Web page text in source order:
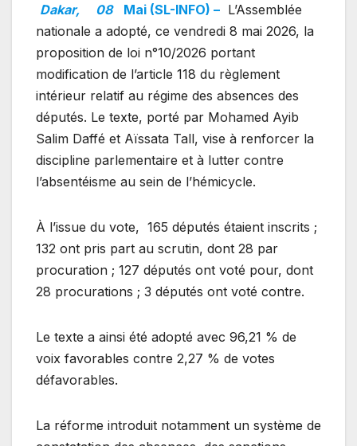
Dakar, 08 Mai (SL-INFO) – L’Assemblée
nationale a adopté, ce vendredi 8 mai 2026, la
proposition de loi n°10/2026 portant
modification de l’article 118 du règlement
intérieur relatif au régime des absences des
députés. Le texte, porté par Mohamed Ayib
Salim Daffé et Aïssata Tall, vise à renforcer la
discipline parlementaire et à lutter contre
l’absentéisme au sein de l’hémicycle.
À l’issue du vote, 165 députés étaient inscrits ;
132 ont pris part au scrutin, dont 28 par
procuration ; 127 députés ont voté pour, dont
28 procurations ; 3 députés ont voté contre.
Le texte a ainsi été adopté avec 96,21 % de
voix favorables contre 2,27 % de votes
défavorables.
La réforme introduit notamment un système de